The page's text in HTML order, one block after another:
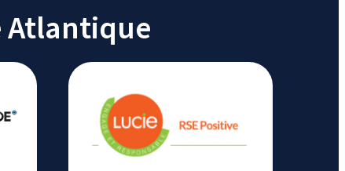
Atlantique